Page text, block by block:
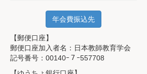
年会費振込先
【郵便口座】
郵便口座加入者名：日本教師教育学会
記号番号：00140ｰ７ｰ557708